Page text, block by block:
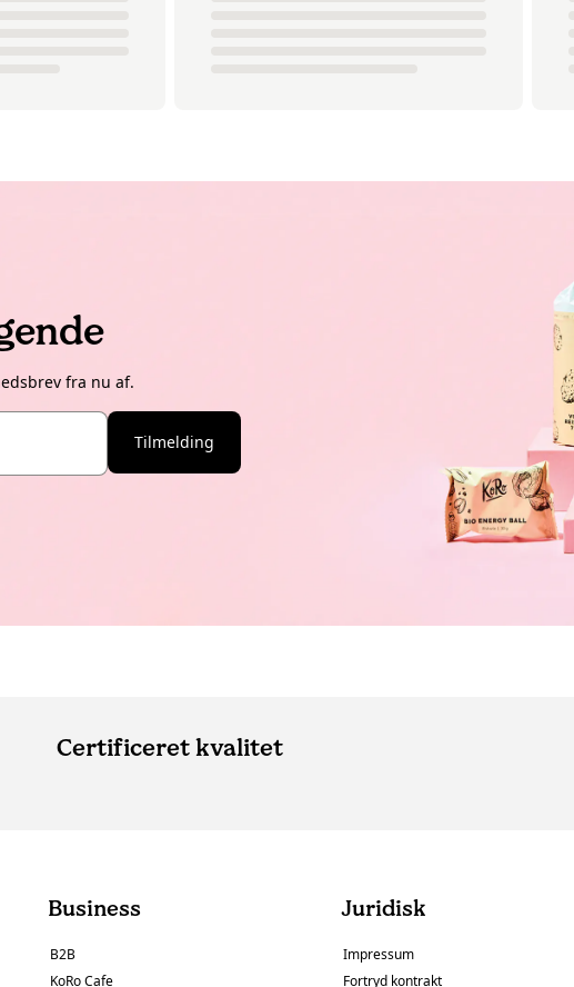
fra nu af.
Tilmelding
Certificeret kvalitet
Business
B2B
KoRo Cafe
Juridisk
Impressum
Fortryd kontrakt